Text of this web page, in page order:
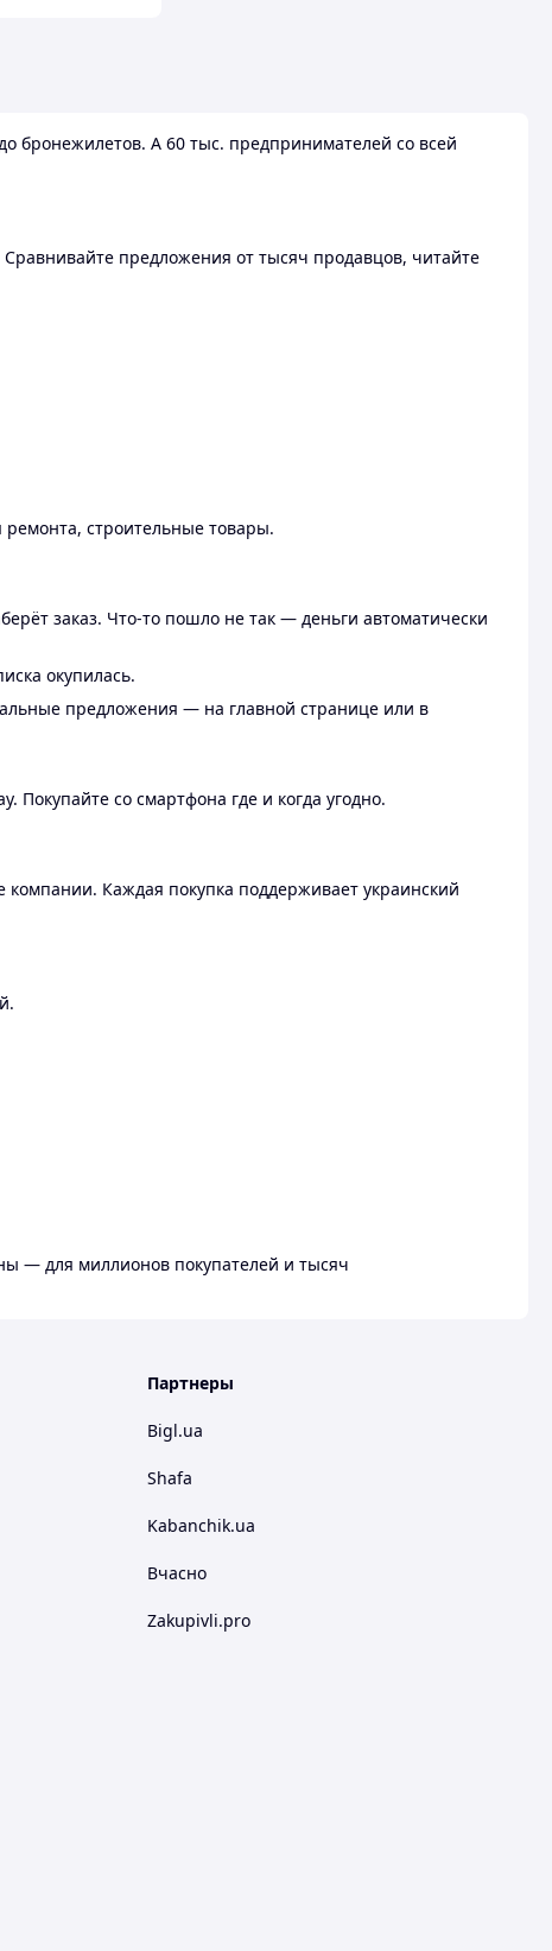
бронежилетов. А 60 тыс. предпринимателей со всей
предложения от тысяч продавцов, читайте
строительные товары.
заказ. Что-то пошло не так — деньги автоматически
окупилась.
предложения — на главной странице или в
Покупайте со смартфона где и когда угодно.
Каждая покупка поддерживает украинский
— для миллионов покупателей и тысяч
Партнеры
Bigl.ua
Shafa
Kabanchik.ua
Вчасно
Zakupivli.pro